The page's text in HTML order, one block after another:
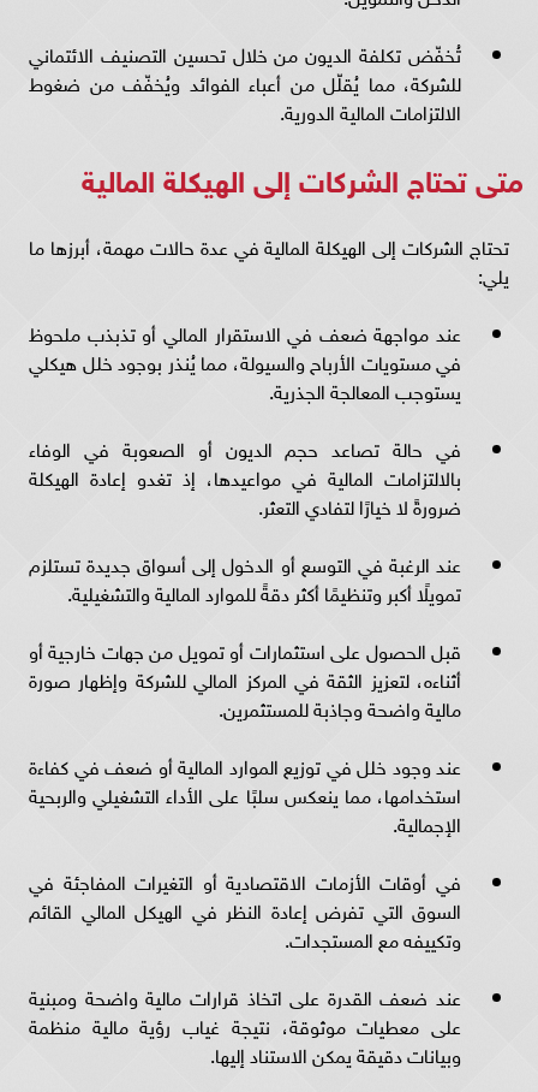
تُخفّض تكلفة الديون من خلال تحسين التصنيف الائتماني
للشركة، مما يُقلّل من أعباء الفوائد ويُخفّف من ضغوط
الالتزامات المالية الدورية.
متى تحتاج الشركات إلى الهيكلة المالية
تحتاج الشركات إلى الهيكلة المالية في عدة حالات مهمة، أبرزها ما
يلي:
عند مواجهة ضعف في الاستقرار المالي أو تذبذب ملحوظ
في مستويات الأرباح والسيولة، مما يُنذر بوجود خلل هيكلي
يستوجب المعالجة الجذرية.
في حالة تصاعد حجم الديون أو الصعوبة في الوفاء
بالالتزامات المالية في مواعيدها، إذ تغدو إعادة الهيكلة
ضرورةً لا خيارًا لتفادي التعثر.
عند الرغبة في التوسع أو الدخول إلى أسواق جديدة تستلزم
تمويلًا أكبر وتنظيمًا أكثر دقةً للموارد المالية والتشغيلية.
قبل الحصول على استثمارات أو تمويل من جهات خارجية أو
أثناءه، لتعزيز الثقة في المركز المالي للشركة وإظهار صورة
مالية واضحة وجاذبة للمستثمرين.
عند وجود خلل في توزيع الموارد المالية أو ضعف في كفاءة
استخدامها، مما ينعكس سلبًا على الأداء التشغيلي والربحية
الإجمالية.
في أوقات الأزمات الاقتصادية أو التغيرات المفاجئة في
السوق التي تفرض إعادة النظر في الهيكل المالي القائم
وتكييفه مع المستجدات.
عند ضعف القدرة على اتخاذ قرارات مالية واضحة ومبنية
على معطيات موثوقة، نتيجة غياب رؤية مالية منظمة
وبيانات دقيقة يمكن الاستناد إليها.